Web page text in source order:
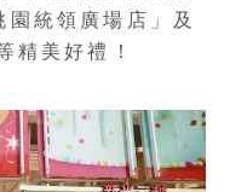
統領廣場店」及
精美好禮！